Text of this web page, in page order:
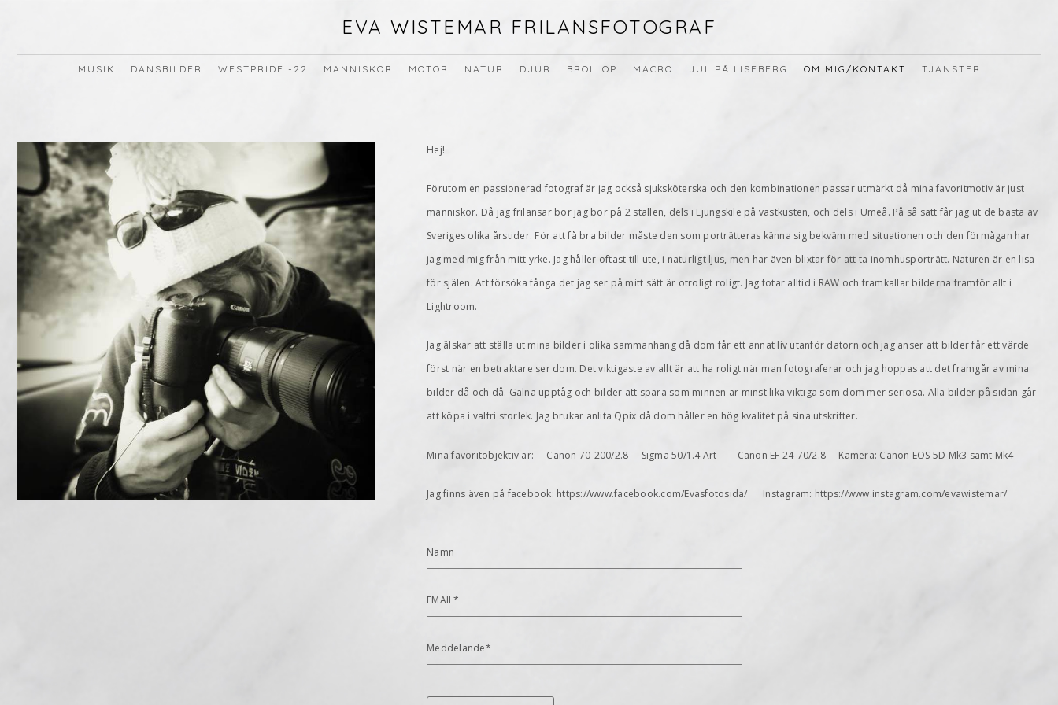
EVA WISTEMAR FRILANSFOTOGRAF
MUSIK DANSBILDER WESTPRIDE -22 MÄNNISKOR MOTOR NATUR DJUR BRÖLLOP MACRO JUL PÅ LISEBERG OM MIG/KONTAKT TJÄNSTER
Hej!
Förutom en passionerad fotograf är jag också sjuksköterska och den kombinationen passar utmärkt då mina favoritmotiv är just
människor. Då jag frilansar bor jag bor på 2 ställen, dels i Ljungskile på västkusten, och dels i Umeå. På så sätt får jag ut de bästa av
Sveriges olika årstider. För att få bra bilder måste den som porträtteras känna sig bekväm med situationen och den förmågan har
jag med mig från mitt yrke. Jag håller oftast till ute, i naturligt ljus, men har även blixtar för att ta inomhusporträtt. Naturen är en lisa
för själen. Att försöka fånga det jag ser på mitt sätt är otroligt roligt. Jag fotar alltid i RAW och framkallar bilderna framför allt i
Lightroom.
Jag älskar att ställa ut mina bilder i olika sammanhang då dom får ett annat liv utanför datorn och jag anser att bilder får ett värde
först när en betraktare ser dom. Det viktigaste av allt är att ha roligt när man fotograferar och jag hoppas att det framgår av mina
bilder då och då. Galna upptåg och bilder att spara som minnen är minst lika viktiga som dom mer seriösa. Alla bilder på sidan går
att köpa i valfri storlek. Jag brukar anlita Qpix då dom håller en hög kvalitét på sina utskrifter.
Mina favoritobjektiv är: Canon 70-200/2.8 Sigma 50/1.4 Art Canon EF 24-70/2.8 Kamera: Canon EOS 5D Mk3 samt Mk4
Jag finns även på facebook: https://www.facebook.com/Evasfotosida/ Instagram: https://www.instagram.com/evawistemar/
Namn
EMAIL*
Meddelande*